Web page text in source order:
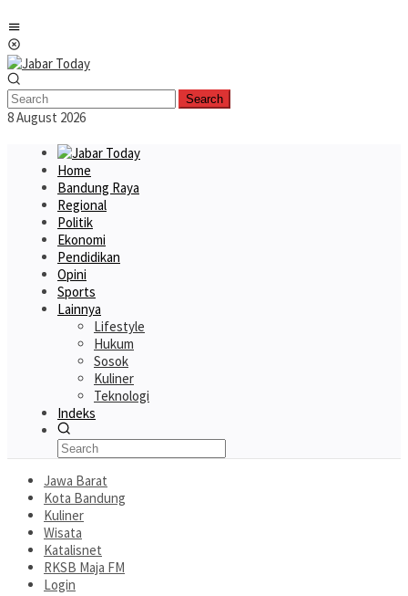
to
content
Search
8 August 2026
Home
Bandung Raya
Regional
Politik
Ekonomi
Pendidikan
Opini
Sports
Lainnya
Lifestyle
Hukum
Sosok
Kuliner
Teknologi
Indeks
Jawa Barat
Kota Bandung
Kuliner
Wisata
Katalisnet
RKSB Maja FM
Login